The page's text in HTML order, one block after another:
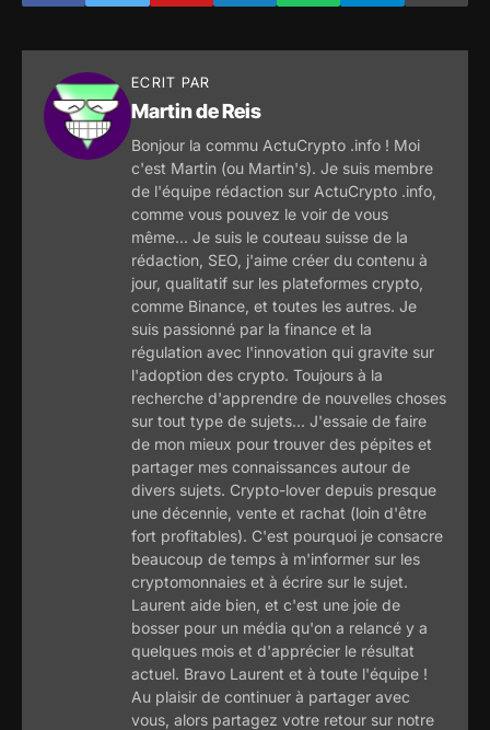
ECRIT PAR
Martin de Reis
Bonjour la commu ActuCrypto .info ! Moi
c'est Martin (ou Martin's). Je suis membre
de l'équipe rédaction sur ActuCrypto .info,
comme vous pouvez le voir de vous
même... Je suis le couteau suisse de la
rédaction, SEO, j'aime créer du contenu à
jour, qualitatif sur les plateformes crypto,
comme Binance, et toutes les autres. Je
suis passionné par la finance et la
régulation avec l'innovation qui gravite sur
l'adoption des crypto. Toujours à la
recherche d'apprendre de nouvelles choses
sur tout type de sujets... J'essaie de faire
de mon mieux pour trouver des pépites et
partager mes connaissances autour de
divers sujets. Crypto-lover depuis presque
une décennie, vente et rachat (loin d'être
fort profitables). C'est pourquoi je consacre
beaucoup de temps à m'informer sur les
cryptomonnaies et à écrire sur le sujet.
Laurent aide bien, et c'est une joie de
bosser pour un média qu'on a relancé y a
quelques mois et d'apprécier le résultat
actuel. Bravo Laurent et à toute l'équipe !
Au plaisir de continuer à partager avec
vous, alors partagez votre retour sur notre